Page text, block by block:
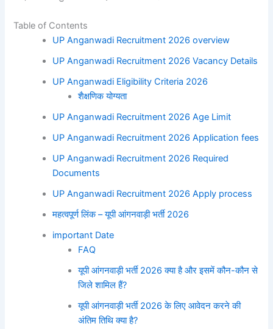
Table of Contents
UP Anganwadi Recruitment 2026 overview
UP Anganwadi Recruitment 2026 Vacancy Details
UP Anganwadi Eligibility Criteria 2026
शैक्षणिक योग्यता
UP Anganwadi Recruitment 2026 Age Limit
UP Anganwadi Recruitment 2026 Application fees
UP Anganwadi Recruitment 2026 Required
Documents
UP Anganwadi Recruitment 2026 Apply process
महत्वपूर्ण लिंक – यूपी आंगनवाड़ी भर्ती 2026
important Date
FAQ
यूपी आंगनवाड़ी भर्ती 2026 क्या है और इसमें कौन-कौन से
जिले शामिल हैं?
यूपी आंगनवाड़ी भर्ती 2026 के लिए आवेदन करने की
अंतिम तिथि क्या है?